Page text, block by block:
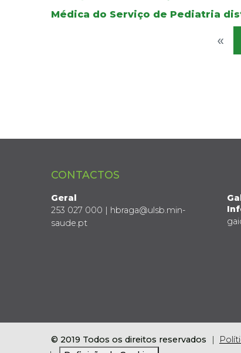
Médica do Serviço de Pediatria
«
CONTACTOS
Geral
253 027 000 | hbraga@ulsb.min-
saude.pt
© 2019 Todos os direitos reservados